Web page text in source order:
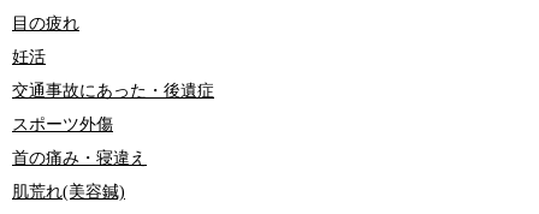
目の疲れ
妊活
交通事故にあった・後遺症
スポーツ外傷
首の痛み・寝違え
肌荒れ(美容鍼)